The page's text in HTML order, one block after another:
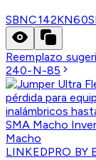
SBNC142KN60
Reemplazo
240-N-85
LINKEDPRO BY